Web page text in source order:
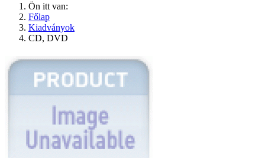
Ön itt van:
Főlap
Kiadványok
CD, DVD